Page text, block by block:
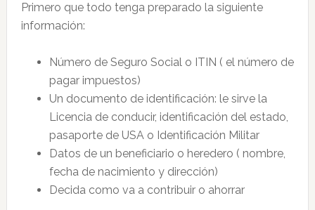
Primero que todo tenga preparado la siguiente
información:
Número de Seguro Social o ITIN ( el número de
pagar impuestos)
Un documento de identificación: le sirve la
Licencia de conducir, identificación del estado,
pasaporte de USA o Identificación Militar
Datos de un beneficiario o heredero ( nombre,
fecha de nacimiento y dirección)
Decida como va a contribuir o ahorrar